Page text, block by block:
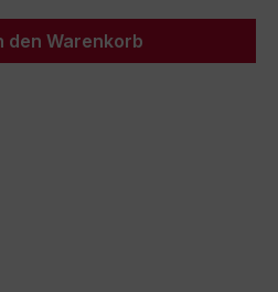
Wert
den Warenkorb